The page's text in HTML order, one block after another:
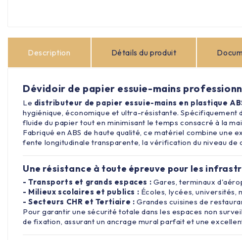
Description Détails du produit
Dévidoir de papier essuie-mains
Le distributeur de papier essuie-mains en plastique
hygiénique, économique et ultra-résistante. Spécifiquement
fluide du papier tout en minimisant le temps consacré à la
Fabriqué en ABS de haute qualité, ce matériel combine
fente longitudinale transparente, la vérification du niveau
Une résistance à toute épreuve pour les
- Transports et grands espaces : Gares, terminaux
- Milieux scolaires et publics : Écoles, lycées, universités,
- Secteurs CHR et Tertiaire : Grandes cuisines de
Pour garantir une sécurité totale dans les espaces non
de fixation, assurant un ancrage mural parfait et une